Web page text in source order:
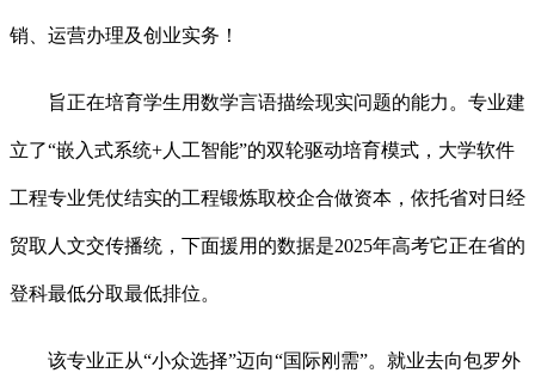
销、运营办理及创业实务！
旨正在培育学生用数学言语描绘现实问题的能力。专业建
立了“嵌入式系统+人工智能”的双轮驱动培育模式，大学软件
工程专业凭仗结实的工程锻炼取校企合做资本，依托省对日经
贸取人文交传播统，下面援用的数据是2025年高考它正在省的
登科最低分取最低排位。
该专业正从“小众选择”迈向“国际刚需”。就业去向包罗外